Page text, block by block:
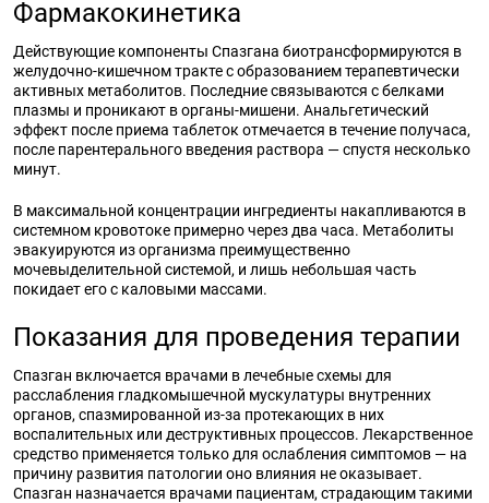
Фармакокинетика
Действующие компоненты Спазгана биотрансформируются в
желудочно-кишечном тракте с образованием терапевтически
активных метаболитов. Последние связываются с белками
плазмы и проникают в органы-мишени. Анальгетический
эффект после приема таблеток отмечается в течение получаса,
после парентерального введения раствора — спустя несколько
минут.
В максимальной концентрации ингредиенты накапливаются в
системном кровотоке примерно через два часа. Метаболиты
эвакуируются из организма преимущественно
мочевыделительной системой, и лишь небольшая часть
покидает его с каловыми массами.
Показания для проведения терапии
Спазган включается врачами в лечебные схемы для
расслабления гладкомышечной мускулатуры внутренних
органов, спазмированной из-за протекающих в них
воспалительных или деструктивных процессов. Лекарственное
средство применяется только для ослабления симптомов — на
причину развития патологии оно влияния не оказывает.
Спазган назначается врачами пациентам, страдающим такими